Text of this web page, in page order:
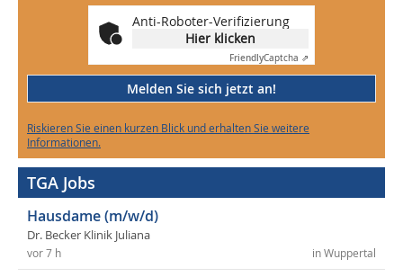
Anti-Roboter-Verifizierung
Hier klicken
FriendlyCaptcha ⇗
Melden Sie sich jetzt an!
Riskieren Sie einen kurzen Blick und erhalten Sie weitere
Informationen.
TGA Jobs
Hausdame (m/w/d)
Dr. Becker Klinik Juliana
in Wuppertal
vor 7 h